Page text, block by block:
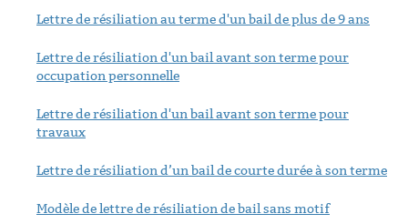
Lettre de résiliation au terme d'un bail de plus de 9 ans
Lettre de résiliation d'un bail avant son terme pour
occupation personnelle
Lettre de résiliation d'un bail avant son terme pour
travaux
Lettre de résiliation d’un bail de courte durée à son terme
Modèle de lettre de résiliation de bail sans motif